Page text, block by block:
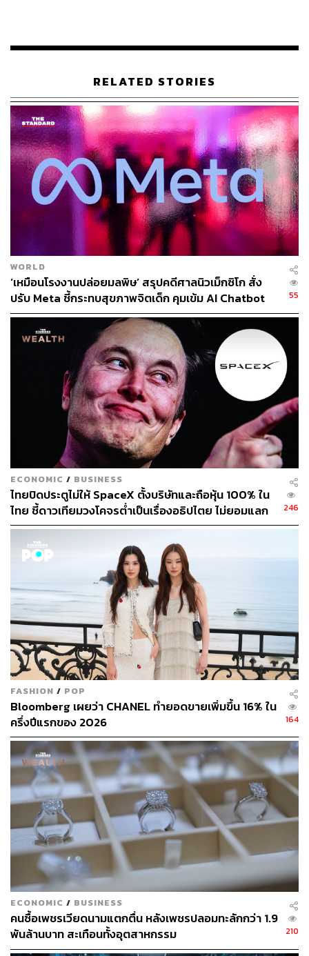
งานด้วยโครงสร้างที่กระชับขึ้น ด้วยทีมขนาดเล็กที่
จะช่วยเพิ่มประสิทธิภาพการทำงาน
พนักงานวิตก-ต่อต้านการเก็บข้อมูลฝึก AI
ซักเคอร์เบิร์กให้ความสำคัญกับ AI เป็นอันดับหนึ่ง โดยทุ่ม
ทรัพยากรทั้งหมดเพื่อตามให้ทันคู่แข่งอย่าง Google ของ
Alphabet และ OpenAI ซึ่งนำไปสู่การเปลี่ยนแปลงทั้งด้าน
พนักงานและวิธีการดำเนินงาน
โดย Meta ผ่านการปลดพนักงานมาแล้วหลายระลอก ขณะที่
ซักเคอร์เบิร์กผลักดันให้วิศวกรใช้ AI Agent ช่วยในการเขียน
โค้ดและงานอื่นๆ รวมถึงวางแผนติดตามข้อมูลการใช้
อุปกรณ์ของพนักงานเพื่อพัฒนาเทคโนโลยี
การเปลี่ยนแปลงเหล่านี้สร้างความไม่พอใจและความวิตก
กังวลให้กับพนักงาน Meta โดยมีพนักงานมากกว่า 1,500 คน
ร่วมลงชื่อในคำร้องถึงซักเคอร์เบิร์กและผู้บริหาร เรียกร้องให้
บริษัทยุติการเก็บข้อมูลจากอุปกรณ์ของพนักงาน ซึ่งละเอียด
ถึงขั้นการกดแป้นพิมพ์, การเคลื่อนไหวของเมาส์ และเนื้อหา
บนหน้าจอ เพื่อนำไปฝึกฝน AI
ทั้งนี้เมื่อมีผู้สอบถามว่าพนักงานสามารถปฏิเสธไม่เข้าร่วม
โปรแกรมติดตามการใช้คอมพิวเตอร์นี้ได้หรือไม่ ผู้บริหาร
ของ Meta ตอบว่าไม่สามารถทำได้
ความรู้สึกของพนักงานในบริษัทตกลงสู่ระดับลบมากที่สุดเท่า
ที่เคยมีการบันทึก ตามการวิเคราะห์โพสต์บนเว็บไซต์ Blind ที่
พนักงานโพสต์แบบไม่เปิดเผยตัวตน โดยพนักงานในสิงคโปร์
รายหนึ่งที่ระบุว่าตนเป็นวิศวกรฝ่ายสนับสนุนธุรกิจ โพสต์บน
LinkedIn ว่าถูกปลดหลังทำงานกับ Meta มาเกือบ 10 ปี และ
ได้ใช้เวลาไปมากกับการฝึกฝนตัวเองด้าน AI พร้อมทิ้งท้าย
อย่างเจ็บปวดว่า “AI อยู่ต่อแน่นอน แต่ดูเหมือนว่ามนุษย์จะไม่
ได้อยู่”
ชี้ประหยัดต้นทุนได้น้อย เทียบงบลงทุน AI มหาศาล
แม้ Meta จะอธิบายว่าการปลดพนักงานเป็นโอกาสในการ
ชดเชยต้นทุนการลงทุนด้าน AI บางส่วน แต่นักวิเคราะห์จาก
Evercore ประเมินว่าการปลดครั้งนี้จะช่วยประหยัดได้เพียง
ราว 3,000 ล้านดอลลาร์สหรัฐ (ประมาณ 9.77 หมื่นล้านบาท)
ซึ่งเป็นเพียงส่วนเล็กน้อยเมื่อเทียบกับงบลงทุนในปีนี้ที่อาจสูง
ถึง 1.45 แสนล้านดอลลาร์สหรัฐ (ประมาณ 4.72 ล้านล้าน
บาท) รวมถึงเงินอีกหลายแสนล้านดอลลาร์ที่บริษัทคาดว่าจะ
ใช้กับโครงสร้างพื้นฐานด้าน AI ก่อนสิ้นทศวรรษนี้
ยาน-เอ็มมานูเอล เดอ เนฟ ศาสตราจารย์ด้านเศรษฐศาสตร์
และพฤติกรรมศาสตร์แห่งมหาวิทยาลัยออกซ์ฟอร์ด แสดง
ความเห็นว่า “บริษัทที่หันไปใช้ระบบอัตโนมัติอย่าง Meta อาจ
เสี่ยงที่จะไม่ได้เป็นนายจ้างในฝันอีกต่อไป เมื่อชัดเจนว่าพวก
เขาจะตัดมนุษย์ออกเมื่อมีโอกาส”
RELATED STORIES
WORLD
‘เหมือนโรงงานปล่อยมลพิษ’ สรุปคดีศาลนิวเม็กซิโก สั่ง
ปรับ Meta ชี้กระทบสุขภาพจิตเด็ก คุมเข้ม AI Chatbot
55
ECONOMIC / BUSINESS
ไทยปิดประตูไม่ให้ SpaceX ตั้งบริษัทและถือหุ้น 100% ใน
ไทย ชี้ดาวเทียมวงโคจรต่ำเป็นเรื่องอธิปไตย ไม่ยอมแลก
ในโต๊ะเจรจาการค้า
246
FASHION / POP
Bloomberg เผยว่า CHANEL ทำยอดขายเพิ่มขึ้น 16% ใน
ครึ่งปีแรกของ 2026
164
ECONOMIC / BUSINESS
คนซื้อเพชรเวียดนามแตกตื่น หลังเพชรปลอมทะลักกว่า 1.9
พันล้านบาท สะเทือนทั้งอุตสาหกรรม
210